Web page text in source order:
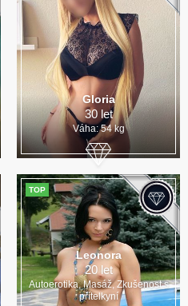
Gloria
30 let
Váha: 54 kg
TOP
Leonora
20 let
Autoerotika, Masáž, Zkušenost s
přítelkyní